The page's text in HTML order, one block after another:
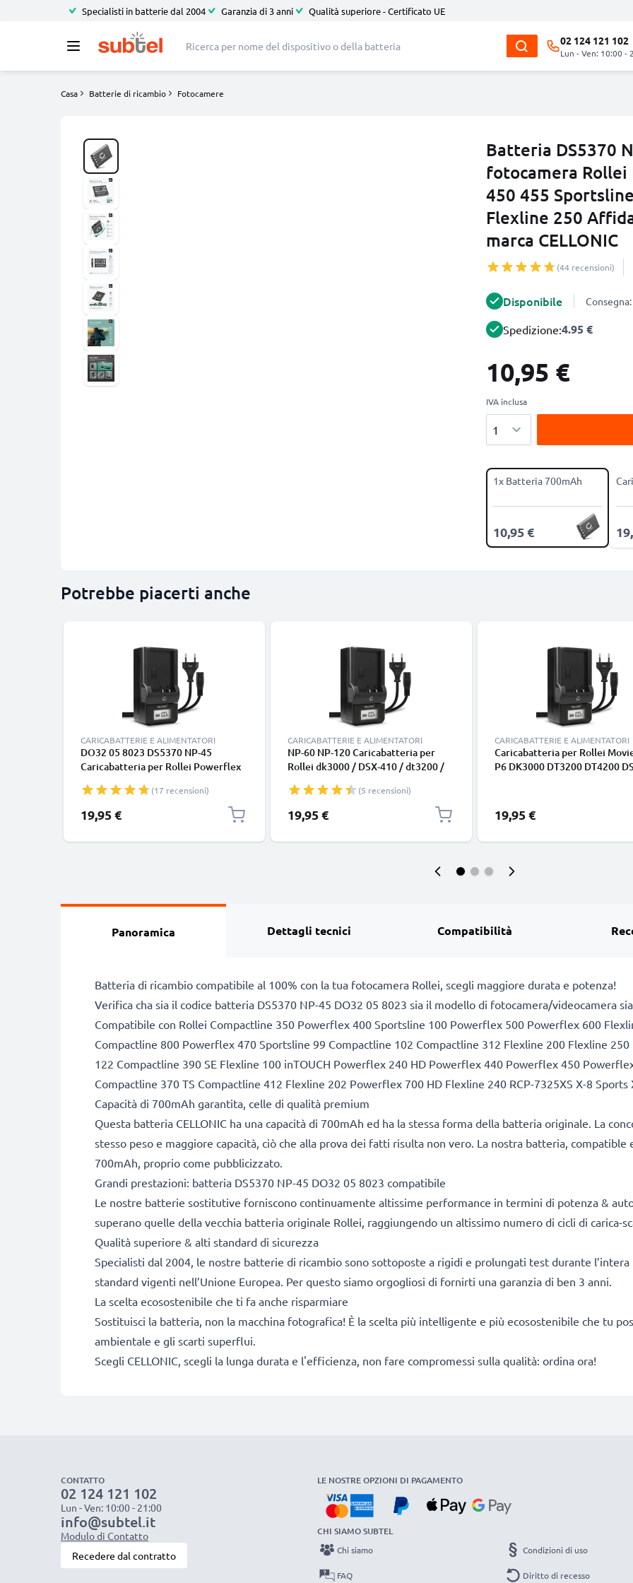
Specialisti in batterie dal 2004 Garanzia di 3 anni Qualità superiore - Certificato UE
02 124 121 102
Lun - Ven: 10:00 -
Casa Batterie di ricambio Fotocamere
Batteria DS5370
fotocamera
450 455
Flexline 250
marca CELLONIC
(44 recensioni)
Disponibile
Spedizione:4.95 €
10,95 €
IVA inclusa
1x Batteria 700mAh
10,95 €
Potrebbe piacerti anche
CARICABATTERIE E ALIMENTATORI
DO32 05 8023 DS5370 NP-45
Caricabatteria per Rollei Powerflex
99 100 RCP-7325XS X-8 XS-10
Flexline 250 Batterie per
fotocamera marca CELLONIC
(17 recensioni)
19,95 €
CARICABATTERIE E ALIMENTATORI
NP-60 NP-120 Caricabatteria per
Rollei dk3000 / DSX-410 / dt3200 /
dp6000 Batterie per fotocamera
marca CELLONIC
(5 recensioni)
19,95 €
CARICABATTERIE E ALIMENTATORI
Caricabatteria per Rollei
P6 DK3000 DT3200 DT4200
19,95 €
Panoramica Dettagli tecnici Compatibilità
Batteria di ricambio compatibile al 100% con la tua fotocamera Rollei, scegli maggiore durata e potenza!
Verifica cha sia il codice batteria DS5370 NP-45 DO32 05 8023 sia il modello di fotocamera/videocamera
Compatibile con Rollei Compactline 350 Powerflex 400 Sportsline 100 Powerflex 500 Powerflex 600
Compactline 800 Powerflex 470 Sportsline 99 Compactline 102 Compactline 312 Flexline 200 Flexline
122 Compactline 390 SE Flexline 100 inTOUCH Powerflex 240 HD Powerflex 440 Powerflex 450
Compactline 370 TS Compactline 412 Flexline 202 Powerflex 700 HD Flexline 240 RCP-7325XS X-8 Sports
Capacità di 700mAh garantita, celle di qualità premium
Questa batteria CELLONIC ha una capacità di 700mAh ed ha la stessa forma della batteria originale. La
stesso peso e maggiore capacità, ciò che alla prova dei fatti risulta non vero. La nostra batteria, compatible
700mAh, proprio come pubblicizzato.
Grandi prestazioni: batteria DS5370 NP-45 DO32 05 8023 compatibile
Le nostre batterie sostitutive forniscono continuamente altissime performance in termini di potenza &
superano quelle della vecchia batteria originale Rollei, raggiungendo un altissimo numero di cicli di carica-
Qualità superiore & alti standard di sicurezza
Specialisti dal 2004, le nostre batterie di ricambio sono sottoposte a rigidi e prolungati test durante
standard vigenti nell’Unione Europea. Per questo siamo orgogliosi di fornirti una garanzia di ben 3 anni.
La scelta ecosostenibile che ti fa anche risparmiare
Sostituisci la batteria, non la macchina fotografica! È la scelta più intelligente e più ecosostenibile che tu
ambientale e gli scarti superflui.
Scegli CELLONIC, scegli la lunga durata e l'efficienza, non fare compromessi sulla qualità: ordina ora!
CONTATTO
02 124 121 102
Lun - Ven: 10:00 - 21:00
info@subtel.it
Modulo di Contatto
Recedere dal contratto
LE NOSTRE OPZIONI DI PAGAMENTO
CHI SIAMO SUBTEL
Chi siamo
FAQ
Condizioni di uso
Diritto di recesso